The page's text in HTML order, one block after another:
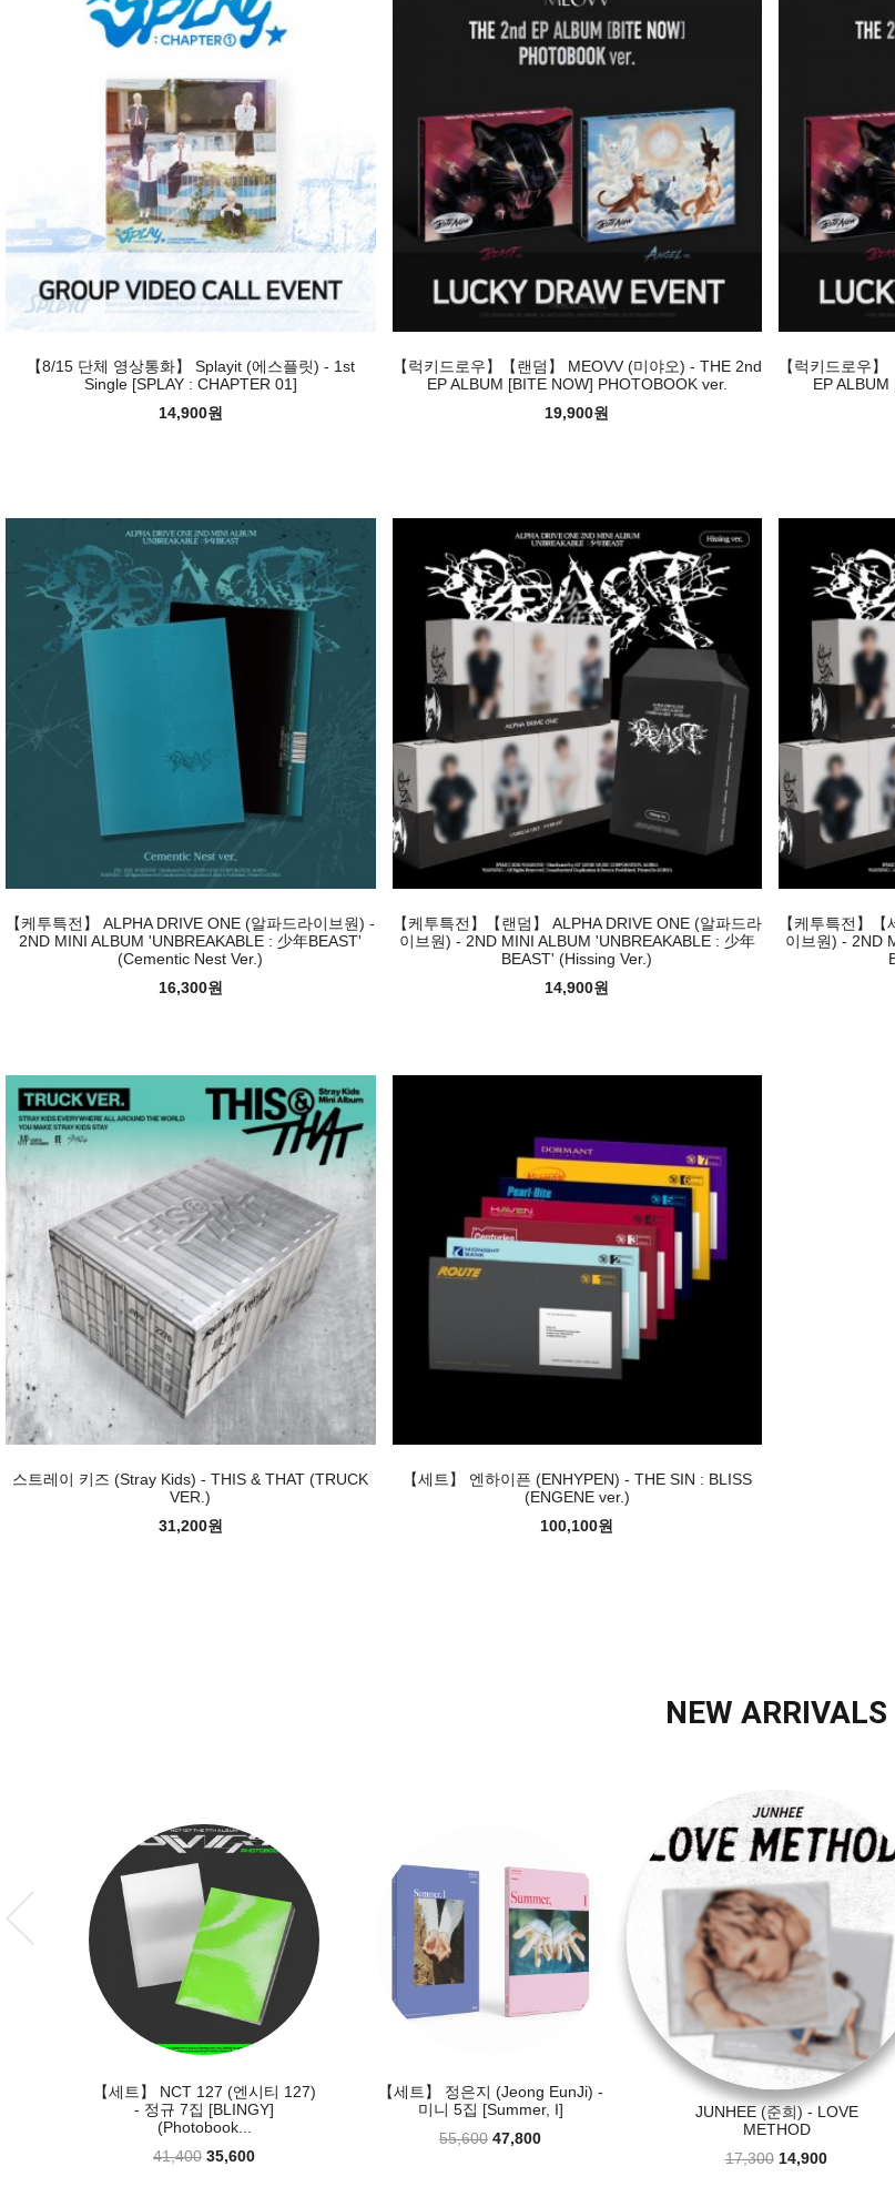
【8/15 단체 영상통화】 Splayit (에스플릿) - 1st
Single [SPLAY : CHAPTER 01]
14,900원
【럭키드로우】【랜덤】 MEOVV (미야오) - THE 2nd
EP ALBUM [BITE NOW] PHOTOBOOK ver.
19,900원
【럭키드로우
EP
【케투특전】 ALPHA DRIVE ONE (알파드라이브원) -
2ND MINI ALBUM 'UNBREAKABLE : 少年BEAST'
(Cementic Nest Ver.)
16,300원
【케투특전】【랜덤】 ALPHA DRIVE ONE (알파드라
이브원) - 2ND MINI ALBUM 'UNBREAKABLE : 少年
BEAST' (Hissing Ver.)
14,900원
【케투특전】
이브원) - 2ND
스트레이 키즈 (Stray Kids) - THIS & THAT (TRUCK
VER.)
31,200원
【세트】 엔하이픈 (ENHYPEN) - THE SIN : BLISS
(ENGENE ver.)
100,100원
NEW ARRIVALS
【세트】 NCT 127 (엔시티 127)
- 정규 7집 [BLINGY]
(Photobook...
41,400 35,600
【세트】 정은지 (Jeong EunJi) -
미니 5집 [Summer, I]
55,600 47,800
JUNHEE (준희) - LOVE
METHOD
17,300 14,900